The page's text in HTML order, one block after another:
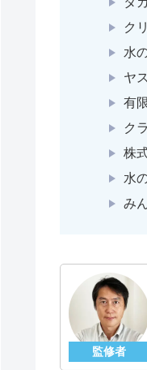
ク
水
ヤ
有
ク
株
水
み
監修者